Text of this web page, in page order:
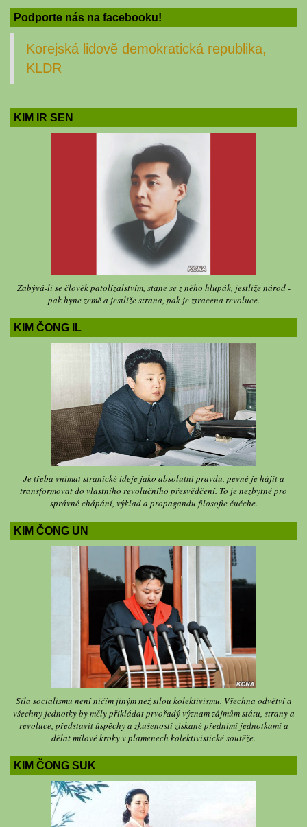
Podporte nás na facebooku!
Korejská lidově demokratická republika,
KLDR
KIM IR SEN
Zabývá-li se člověk patolízalstvím, stane se z něho hlupák, jestliže národ -
pak hyne země a jestliže strana, pak je ztracena revoluce.
KIM ČONG IL
Je třeba vnímat stranické ideje jako absolutní pravdu, pevně je hájit a
transformovat do vlastního revolučního přesvědčení. To je nezbytné pro
správné chápání, výklad a propagandu filosofie čučche.
KIM ČONG UN
Síla socialismu není ničím jiným než silou kolektivismu. Všechna odvětví a
všechny jednotky by měly přikládat prvořadý význam zájmům státu, strany a
revoluce, představit úspěchy a zkušenosti získané předními jednotkami a
dělat mílové kroky v plamenech kolektivistické soutěže.
KIM ČONG SUK